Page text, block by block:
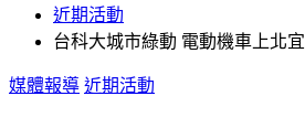
近期活動
台科大城市綠動 電動機車上北宜
媒體報導 近期活動